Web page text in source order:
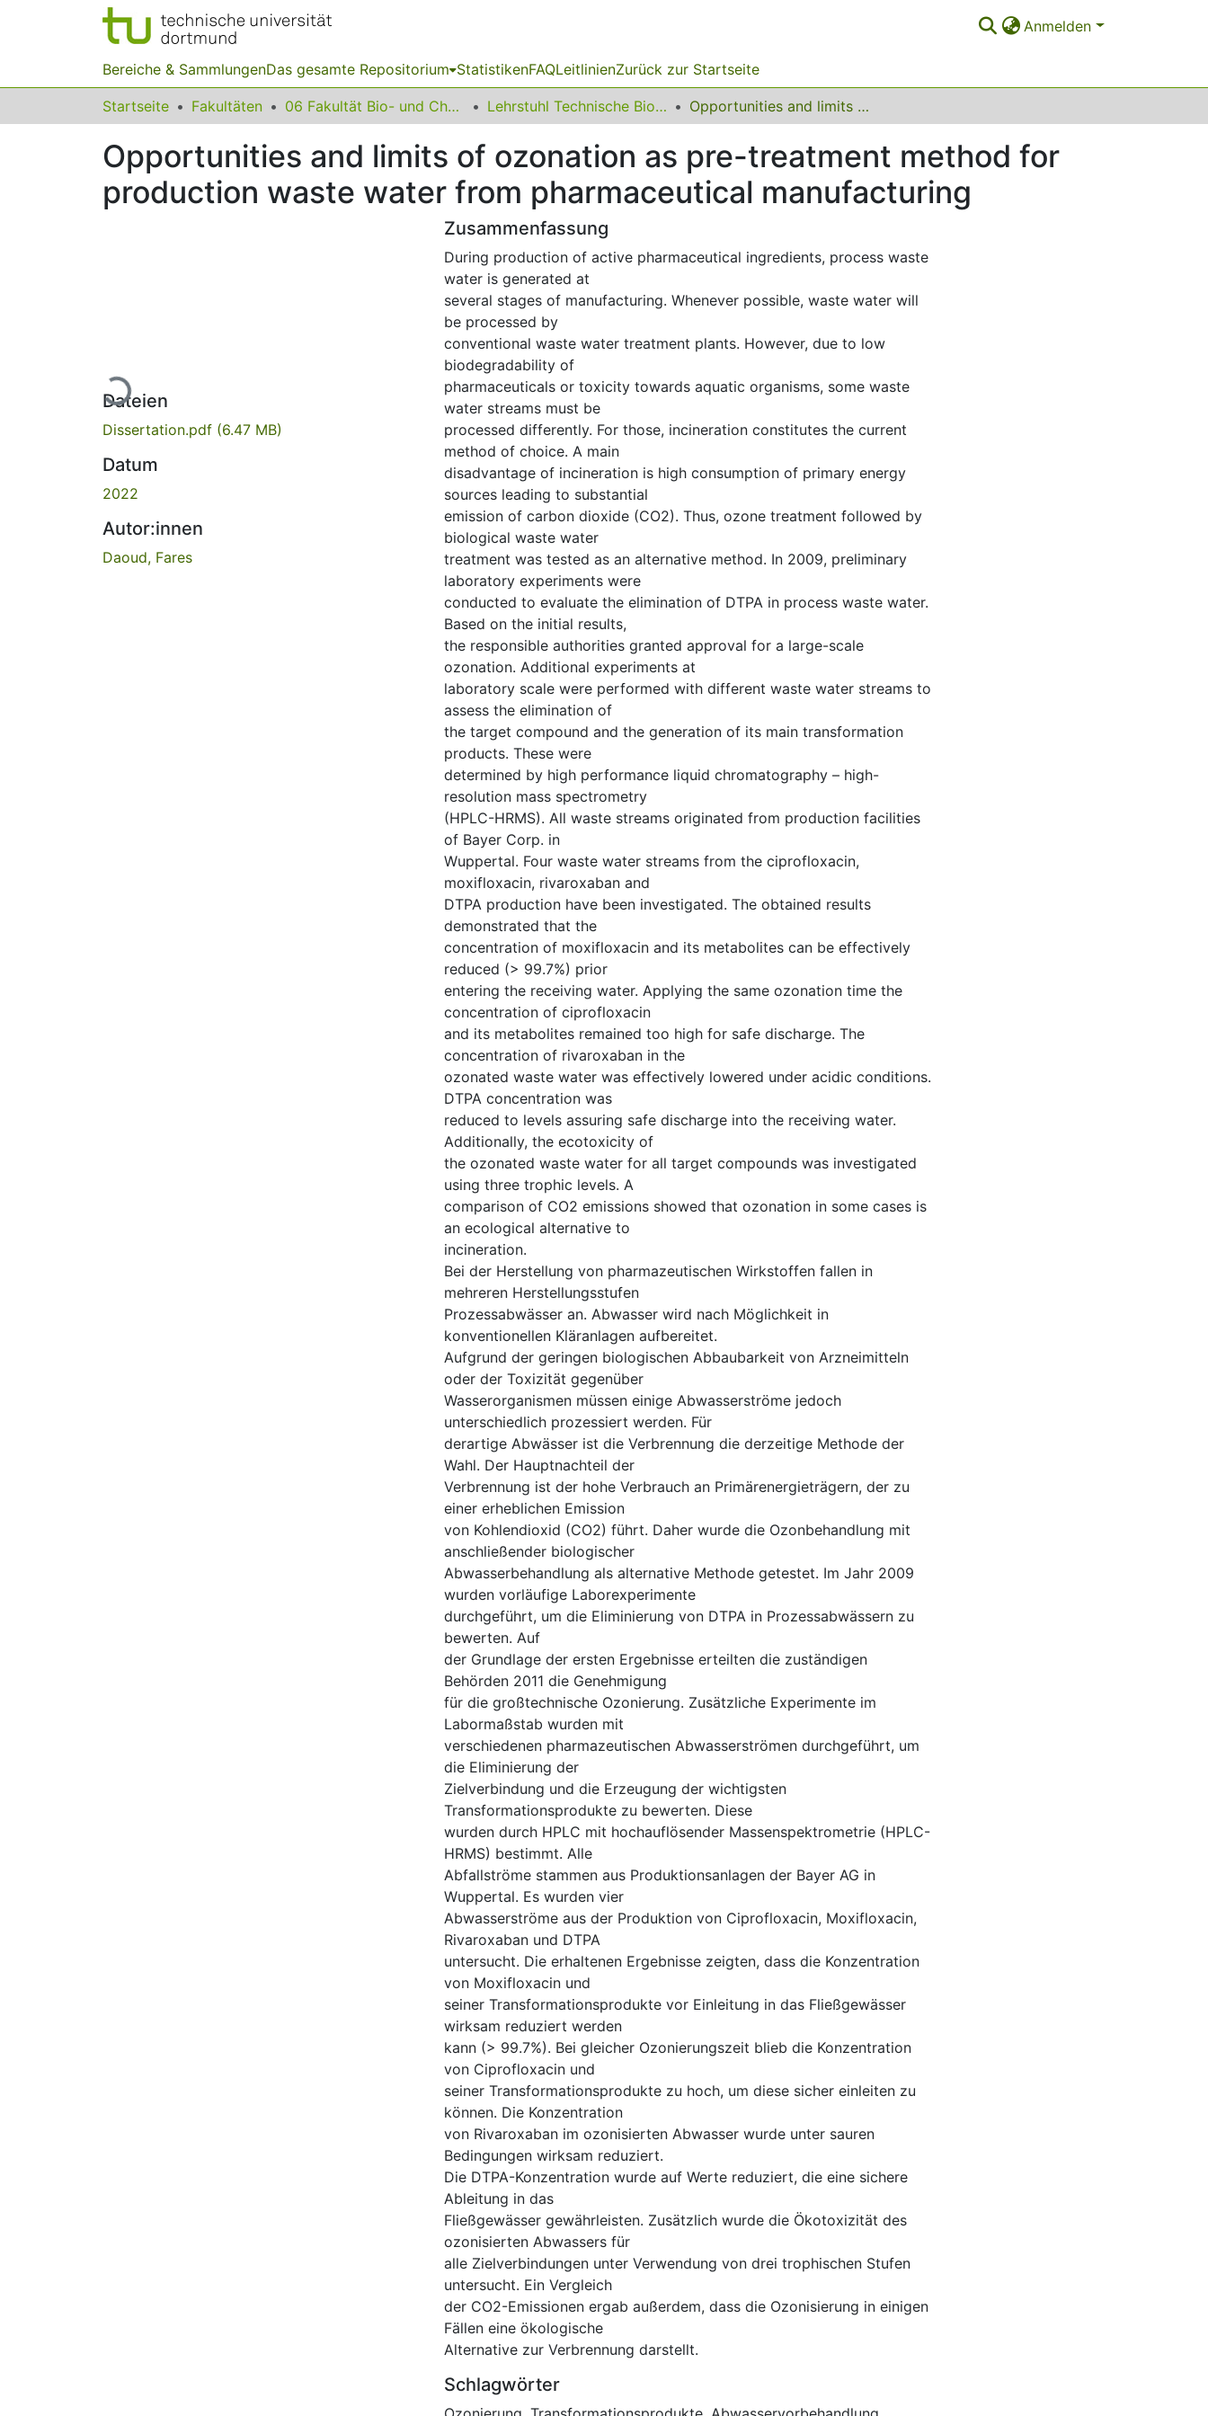
Anmelden
Bereiche & SammlungenDas gesamte Repositorium StatistikenFAQLeitlinienZurück zur Startseite
Startseite Fakultäten 06 Fakultät Bio- und Chemieingenieurwesen Lehrstuhl Technische Biochemie Opportunities and limits of ozonation as pre-treatment method for production waste water from pharmaceutical manufacturing
Opportunities and limits of ozonation as pre-treatment method for
production waste water from pharmaceutical manufacturing
Lade...
Dateien
Dissertation.pdf (6.47 MB)
Datum
2022
Autor:innen
Daoud, Fares
Zusammenfassung
During production of active pharmaceutical ingredients, process waste
water is generated at
several stages of manufacturing. Whenever possible, waste water will
be processed by
conventional waste water treatment plants. However, due to low
biodegradability of
pharmaceuticals or toxicity towards aquatic organisms, some waste
water streams must be
processed differently. For those, incineration constitutes the current
method of choice. A main
disadvantage of incineration is high consumption of primary energy
sources leading to substantial
emission of carbon dioxide (CO2). Thus, ozone treatment followed by
biological waste water
treatment was tested as an alternative method. In 2009, preliminary
laboratory experiments were
conducted to evaluate the elimination of DTPA in process waste water.
Based on the initial results,
the responsible authorities granted approval for a large-scale
ozonation. Additional experiments at
laboratory scale were performed with different waste water streams to
assess the elimination of
the target compound and the generation of its main transformation
products. These were
determined by high performance liquid chromatography – high-
resolution mass spectrometry
(HPLC-HRMS). All waste streams originated from production facilities
of Bayer Corp. in
Wuppertal. Four waste water streams from the ciprofloxacin,
moxifloxacin, rivaroxaban and
DTPA production have been investigated. The obtained results
demonstrated that the
concentration of moxifloxacin and its metabolites can be effectively
reduced (> 99.7%) prior
entering the receiving water. Applying the same ozonation time the
concentration of ciprofloxacin
and its metabolites remained too high for safe discharge. The
concentration of rivaroxaban in the
ozonated waste water was effectively lowered under acidic conditions.
DTPA concentration was
reduced to levels assuring safe discharge into the receiving water.
Additionally, the ecotoxicity of
the ozonated waste water for all target compounds was investigated
using three trophic levels. A
comparison of CO2 emissions showed that ozonation in some cases is
an ecological alternative to
incineration.
Bei der Herstellung von pharmazeutischen Wirkstoffen fallen in
mehreren Herstellungsstufen
Prozessabwässer an. Abwasser wird nach Möglichkeit in
konventionellen Kläranlagen aufbereitet.
Aufgrund der geringen biologischen Abbaubarkeit von Arzneimitteln
oder der Toxizität gegenüber
Wasserorganismen müssen einige Abwasserströme jedoch
unterschiedlich prozessiert werden. Für
derartige Abwässer ist die Verbrennung die derzeitige Methode der
Wahl. Der Hauptnachteil der
Verbrennung ist der hohe Verbrauch an Primärenergieträgern, der zu
einer erheblichen Emission
von Kohlendioxid (CO2) führt. Daher wurde die Ozonbehandlung mit
anschließender biologischer
Abwasserbehandlung als alternative Methode getestet. Im Jahr 2009
wurden vorläufige Laborexperimente
durchgeführt, um die Eliminierung von DTPA in Prozessabwässern zu
bewerten. Auf
der Grundlage der ersten Ergebnisse erteilten die zuständigen
Behörden 2011 die Genehmigung
für die großtechnische Ozonierung. Zusätzliche Experimente im
Labormaßstab wurden mit
verschiedenen pharmazeutischen Abwasserströmen durchgeführt, um
die Eliminierung der
Zielverbindung und die Erzeugung der wichtigsten
Transformationsprodukte zu bewerten. Diese
wurden durch HPLC mit hochauflösender Massenspektrometrie (HPLC-
HRMS) bestimmt. Alle
Abfallströme stammen aus Produktionsanlagen der Bayer AG in
Wuppertal. Es wurden vier
Abwasserströme aus der Produktion von Ciprofloxacin, Moxifloxacin,
Rivaroxaban und DTPA
untersucht. Die erhaltenen Ergebnisse zeigten, dass die Konzentration
von Moxifloxacin und
seiner Transformationsprodukte vor Einleitung in das Fließgewässer
wirksam reduziert werden
kann (> 99.7%). Bei gleicher Ozonierungszeit blieb die Konzentration
von Ciprofloxacin und
seiner Transformationsprodukte zu hoch, um diese sicher einleiten zu
können. Die Konzentration
von Rivaroxaban im ozonisierten Abwasser wurde unter sauren
Bedingungen wirksam reduziert.
Die DTPA-Konzentration wurde auf Werte reduziert, die eine sichere
Ableitung in das
Fließgewässer gewährleisten. Zusätzlich wurde die Ökotoxizität des
ozonisierten Abwassers für
alle Zielverbindungen unter Verwendung von drei trophischen Stufen
untersucht. Ein Vergleich
der CO2-Emissionen ergab außerdem, dass die Ozonisierung in einigen
Fällen eine ökologische
Alternative zur Verbrennung darstellt.
Schlagwörter